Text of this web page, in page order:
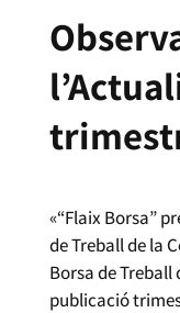
«“Flaix Borsa”
de Treball de la
Borsa de Treball
publicació